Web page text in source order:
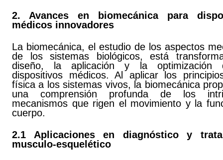
2. Avances en biomecánica para
médicos innovadores
La biomecánica, el estudio de los aspectos
de los sistemas biológicos, está
diseño, la aplicación y la optimización
dispositivos médicos. Al aplicar los
física a los sistemas vivos, la biomecánica
una comprensión profunda de los
mecanismos que rigen el movimiento y la
cuerpo.
2.1 Aplicaciones en diagnóstico y
musculo-esquelético